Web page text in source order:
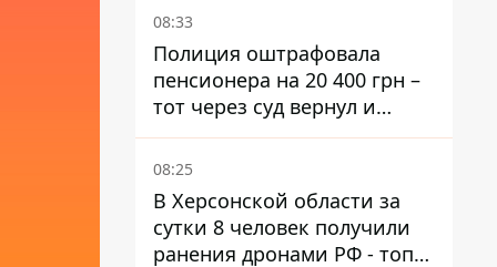
08:33
Полиция оштрафовала
пенсионера на 20 400 грн –
тот через суд вернул и
деньги, и получил 3 тыс.
грн морального вреда
08:25
В Херсонской области за
сутки 8 человек получили
ранения дронами РФ - топ